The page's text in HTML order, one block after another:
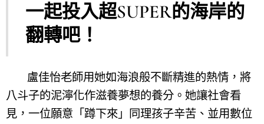
一起投入超SUPER的海岸的
翻轉吧！
盧佳怡老師用她如海浪般不斷精進的熱情，將
八斗子的泥濘化作滋養夢想的養分。她讓社會看
見，一位願意「蹲下來」同理孩子辛苦、並用數位